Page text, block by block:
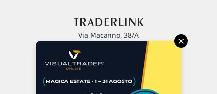
Via Macanno, 38/A
P.IVA 02 452 460 401
Chi siamo
×